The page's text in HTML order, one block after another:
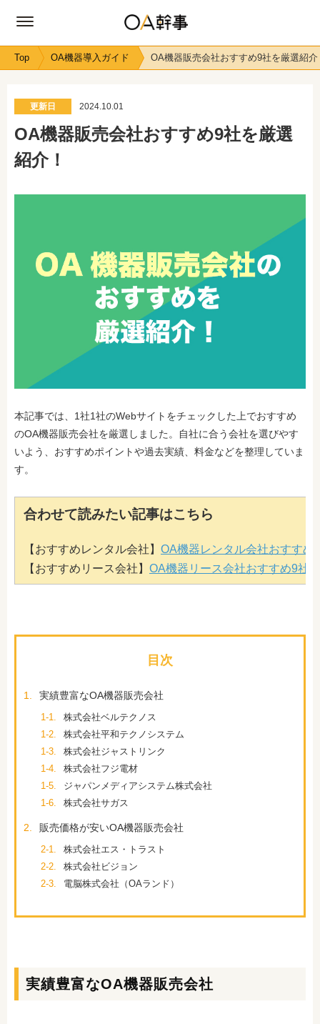
Top OA機器導入ガイド OA機器販売会社おすすめ9社を厳選紹介
更新日 2024.10.01
OA機器販売会社おすすめ9社を厳選
紹介！
本記事では、1社1社のWebサイトをチェックした上でおすすめ
のOA機器販売会社を厳選しました。自社に合う会社を選びやす
いよう、おすすめポイントや過去実績、料金などを整理していま
す。
合わせて読みたい記事はこちら
【おすすめレンタル会社】 OA機器レンタル会社おすすめ
【おすすめリース会社】 OA機器リース会社おすすめ9社
目次
1. 実績豊富なOA機器販売会社
1-1.
株式会社ベルテクノス
1-2.
株式会社平和テクノシステム
1-3.
株式会社ジャストリンク
1-4.
株式会社フジ電材
1-5.
ジャパンメディアシステム株式会社
1-6.
株式会社サガス
2. 販売価格が安いOA機器販売会社
2-1.
株式会社エス・トラスト
2-2.
株式会社ビジョン
2-3.
電脳株式会社（OAランド）
実績豊富なOA機器販売会社